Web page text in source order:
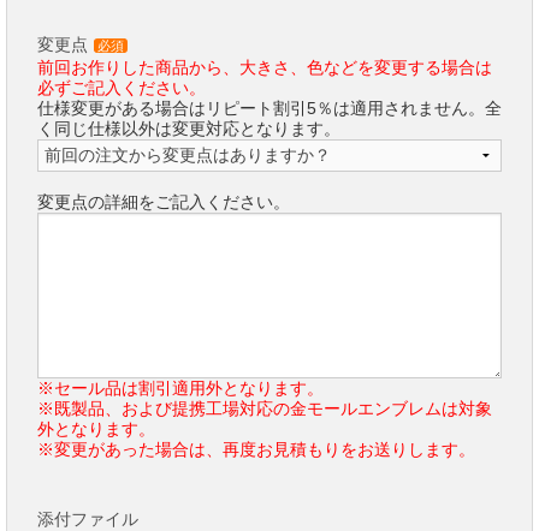
変更点 必須
前回お作りした商品から、大きさ、色などを変更する場合は
必ずご記入ください。
仕様変更がある場合はリピート割引5％は適用されません。全
く同じ仕様以外は変更対応となります。
変更点の詳細をご記入ください。
※セール品は割引適用外となります。
※既製品、および提携工場対応の金モールエンブレムは対象
外となります。
※変更があった場合は、再度お見積もりをお送りします。
添付ファイル